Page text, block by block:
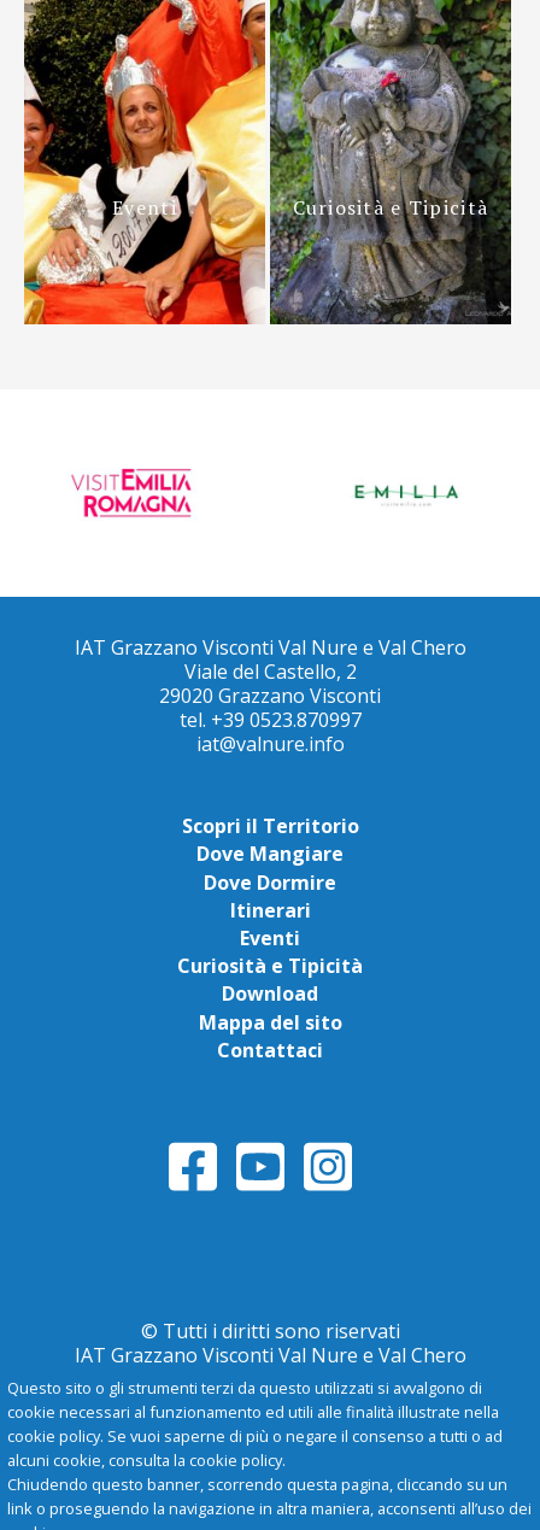
Eventi Curiosità e Tipicità
IAT Grazzano Visconti Val Nure e Val Chero
Viale del Castello, 2
29020 Grazzano Visconti
tel. +39 0523.870997
iat@valnure.info
Scopri il Territorio
Dove Mangiare
Dove Dormire
Itinerari
Eventi
Curiosità e Tipicità
Download
Mappa del sito
Contattaci
© Tutti i diritti sono riservati
IAT Grazzano Visconti Val Nure e Val Chero
Privacy Policy
Questo sito o gli strumenti terzi da questo utilizzati si avvalgono di
cookie necessari al funzionamento ed utili alle finalità illustrate nella
cookie policy. Se vuoi saperne di più o negare il consenso a tutti o ad
alcuni cookie, consulta la cookie policy.
Chiudendo questo banner, scorrendo questa pagina, cliccando su un
link o proseguendo la navigazione in altra maniera, acconsenti all’uso dei
- A+